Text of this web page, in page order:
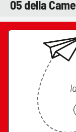
05 della